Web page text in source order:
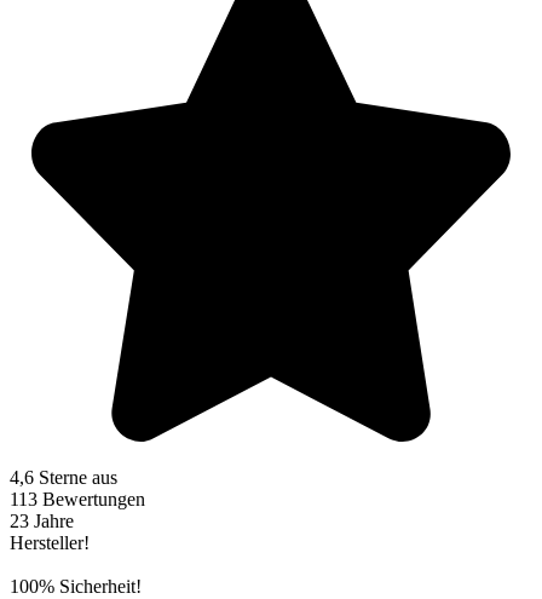
4,6 Sterne aus
113 Bewertungen
23 Jahre
Hersteller!
100% Sicherheit!